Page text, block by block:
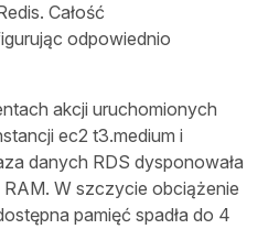
Całość
odpowiednio
akcji uruchomionych
ec2 t3.medium i
danych RDS dysponowała
W szczycie obciążenie
pamięć spadła do 4